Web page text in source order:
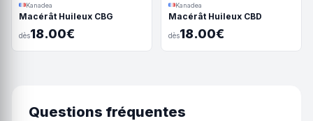
Kanadea
Macérât Huileux CBG
dès18.00€
Kanadea
Macérât Huileux CBD
dès18.00€
Questions fréquentes